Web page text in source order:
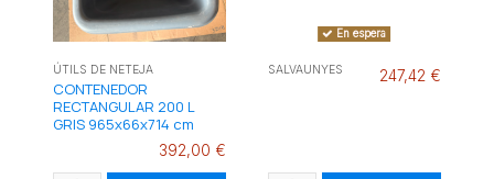
ÚTILS DE NETEJA
CONTENEDOR
RECTANGULAR 200 L
GRIS 965x66x714 cm
392,00 €
En espera
SALVAUNYES 247,42 €